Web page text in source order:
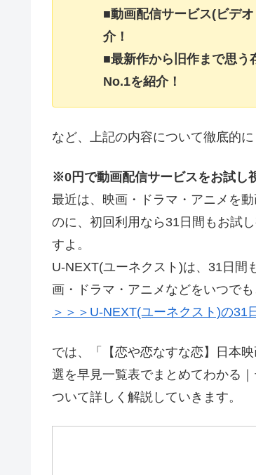
■動画配信サービス(ビデ
介！
■最新作から旧作まで思う
No.1を紹介！
など、上記の内容について徹底的に
※0円で動画配信サービスをお試し
最近は、映画・ドラマ・アニメを
のに、初回利用なら31日間もお試
すよ。
U-NEXT(ユーネクスト)は、31日間
画・ドラマ・アニメなどをいつで
＞＞＞U-NEXT(ユーネクスト)の31
では、「【恋や恋なすな恋】日本
選を早見一覧表でまとめてわかる
ついて詳しく解説していきます。